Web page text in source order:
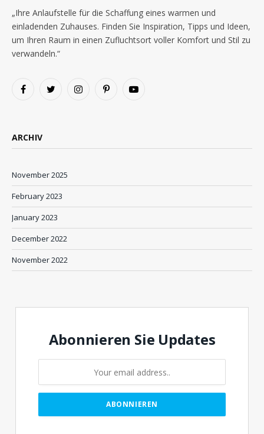
„Ihre Anlaufstelle für die Schaffung eines warmen und
einladenden Zuhauses. Finden Sie Inspiration, Tipps und Ideen,
um Ihren Raum in einen Zufluchtsort voller Komfort und Stil zu
verwandeln.“
FacebookTwitter InstagramPinterestYouTube
ARCHIV
November 2025
February 2023
January 2023
December 2022
November 2022
Abonnieren Sie Updates